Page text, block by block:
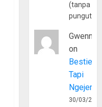
(tanpa
Gwenny
on
Bestie
Tapi
30/03/